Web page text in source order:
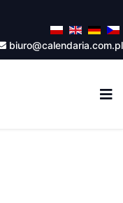
biuro@calendaria.com.pl